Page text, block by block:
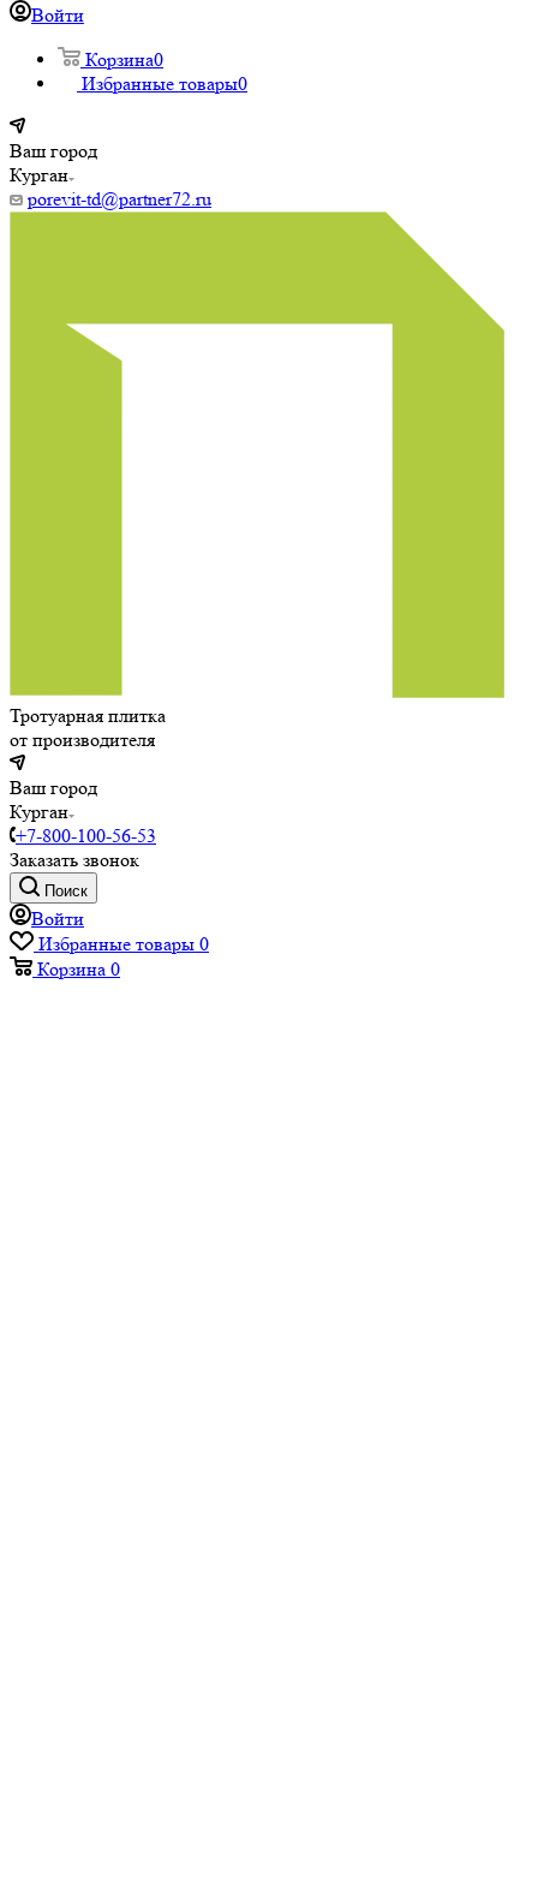
Войти
Корзина0
Избранные товары0
Ваш город
Курган
porevit-td@partner72.ru
Тротуарная плитка
от производителя
Ваш город
Курган
+7-800-100-56-53
Заказать звонок
Поиск
Войти
Избранные товары 0
Корзина 0